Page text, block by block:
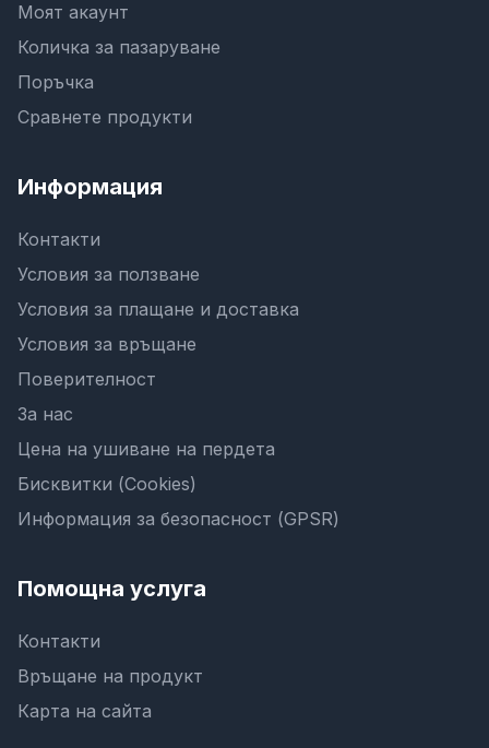
Моят акаунт
Количка за пазаруване
Поръчка
Сравнете продукти
Информация
Контакти
Условия за ползване
Условия за плащане и доставка
Условия за връщане
Поверителност
За нас
Цена на ушиване на пердета
Бисквитки (Cookies)
Информация за безопасност (GPSR)
Помощна услуга
Контакти
Връщане на продукт
Карта на сайта